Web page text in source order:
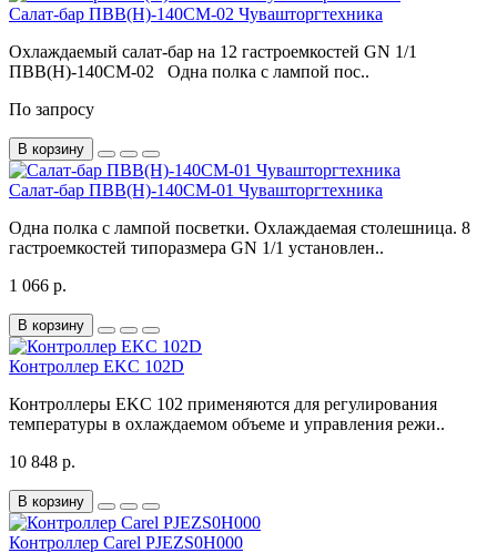
Салат-бар ПВВ(Н)-140СМ-02 Чувашторгтехника
Охлаждаемый салат-бар на 12 гастроемкостей GN 1/1
ПВВ(Н)-140СМ-02 Одна полка с лампой пос..
По запросу
В корзину
Салат-бар ПВВ(Н)-140СМ-01 Чувашторгтехника
Одна полка с лампой посветки. Охлаждаемая столешница. 8
гастроемкостей типоразмера GN 1/1 установлен..
1 066 р.
В корзину
Контроллер EKC 102D
Контроллеры EKC 102 применяются для регулирования
температуры в охлаждаемом объеме и управления режи..
10 848 р.
В корзину
Контроллер Carel PJEZS0H000